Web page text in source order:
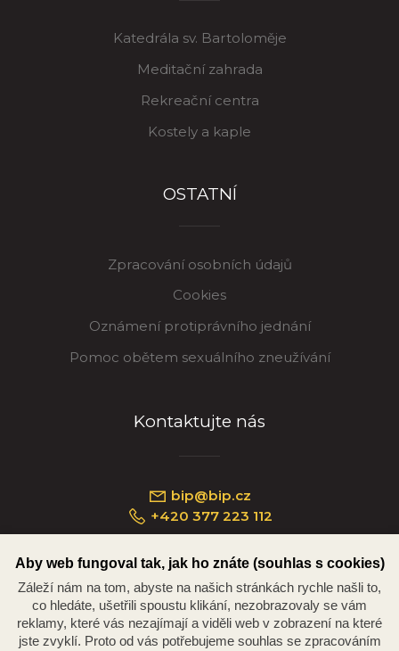
Katedrála sv. Bartoloměje
Meditační zahrada
Rekreační centra
Kostely a kaple
OSTATNÍ
Zpracování osobních údajů
Cookies
Oznámení protiprávního jednání
Pomoc obětem sexuálního zneužívání
Kontaktujte nás
bip@bip.cz
+420 377 223 112
Náměstí Republiky 234/35, 301 00 Plzeň
Aby web fungoval tak, jak ho znáte (souhlas s cookies)
Záleží nám na tom, abyste na našich stránkách rychle našli to,
co hledáte, ušetřili spoustu klikání, nezobrazovaly se vám
reklamy, které vás nezajímají a viděli web v zobrazení na které
jste zvyklí. Proto od vás potřebujeme souhlas se zpracováním